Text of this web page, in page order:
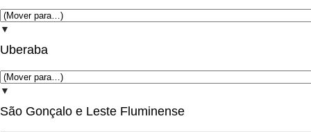
▼
Uberaba
▼
São Gonçalo e Leste Fluminense